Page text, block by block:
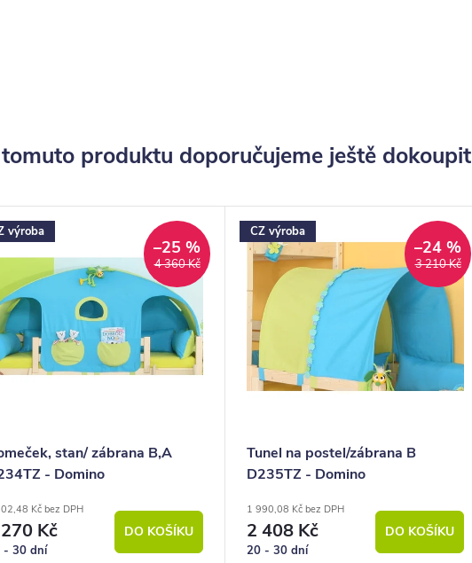
produktu doporučujeme ještě dokoupit
výroba
4 360 Kč
–25 %
stan/ zábrana B,A
- Domino
Kč bez DPH
Kč
- 30 dní
DO KOŠÍKU
CZ výroba
3 210 Kč
–24 %
Tunel na postel/zábrana B
D235TZ - Domino
1 990,08 Kč bez DPH
2 408 Kč
20 - 30 dní
DO KOŠÍKU